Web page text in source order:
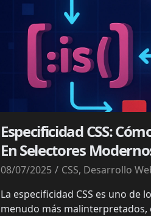
Especificidad CSS:
En Selectores
08/07/2025 CSS, Desarrollo
La especificidad CSS es uno de
menudo más malinterpretados,